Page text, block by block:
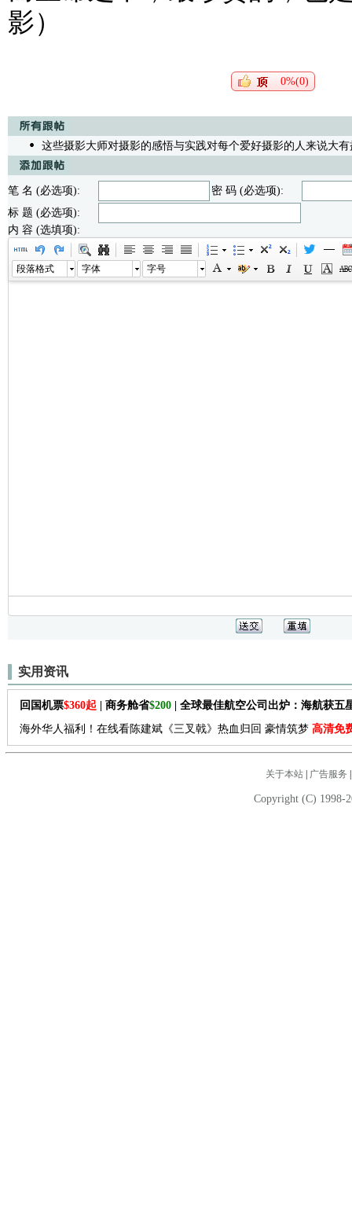
影）
0%(0)
这些摄影大师对摄影的感悟与实践对每个爱好摄影的人来说大有
笔 名 (必选项):
密 码 (必选项):
标 题 (必选项):
内 容 (选填项):
段落格式 字体 字号
实用资讯
回国机票$360起 | 商务舱省$200 | 全球最佳航空公司出炉：海航获五
海外华人福利！在线看陈建斌《三叉戟》热血归回 豪情筑梦 高清免
关于本站| 广告服务
Copyright (C) 1998-